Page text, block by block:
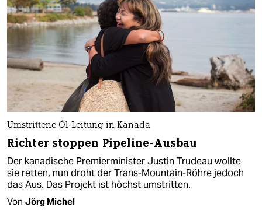
Umstrittene Öl-Leitung in Kanada
Richter stoppen Pipeline-Ausbau
Der kanadische Premierminister Justin Trudeau wollte
sie retten, nun droht der Trans-Mountain-Röhre jedoch
das Aus. Das Projekt ist höchst umstritten.
Von Jörg Michel